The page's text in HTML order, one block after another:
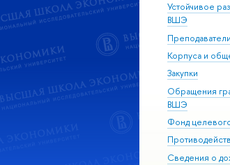
Устойчивое
ВШЭ
Корпуса и
Закупки
Обращения
ВШЭ
Фонд
Сведения о